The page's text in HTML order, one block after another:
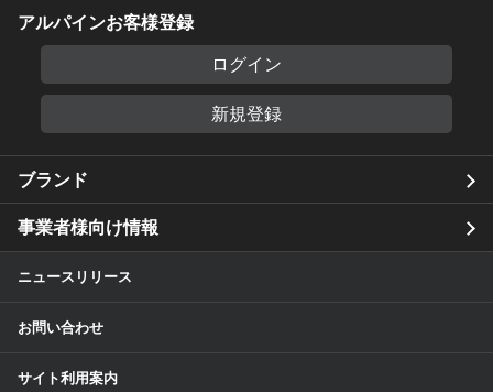
アルパインお客様登録
ログイン
新規登録
ブランド
事業者様向け情報
ニュースリリース
お問い合わせ
サイト利用案内